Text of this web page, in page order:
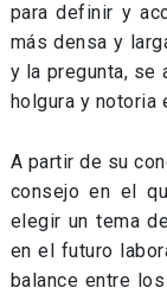
para definir y
más densa y
y la pregunta, se
holgura y notoria
A partir de su
consejo en el
elegir un tema
en el futuro
balance entre